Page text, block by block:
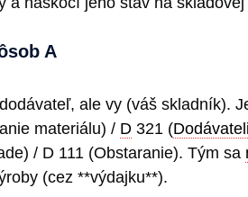
A
ale vy (váš skladník).
materiálu) / D 321 (
/ D 111 (Obstaranie). Tým sa
(cez **výdajku**).